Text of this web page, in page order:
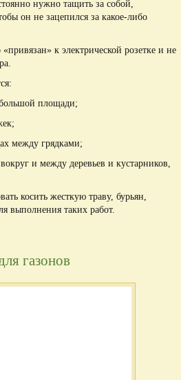
нужно тащить за собой,
он не зацепился за какое-либо
к электрической розетке и не
площади;
между грядками;
и между деревьев и кустарников,
косить жесткую траву, бурьян,
выполнения таких работ.
газонов